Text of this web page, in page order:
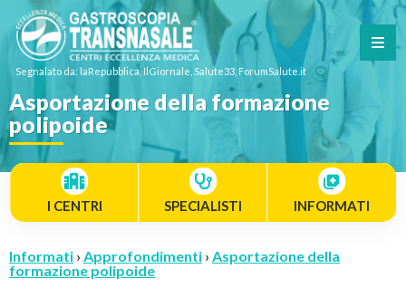
Segnalato da: laRepubblica, IlGiornale, Salute33, ForumSalute.it
Asportazione della formazione
polipoide
I CENTRI SPECIALISTI INFORMATI
Informati › Approfondimenti › Asportazione della
formazione polipoide